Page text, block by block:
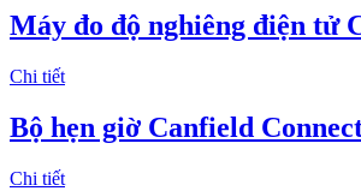
Máy đo độ nghiêng điện tử
Chi tiết
Bộ hẹn giờ Canfield
Chi tiết